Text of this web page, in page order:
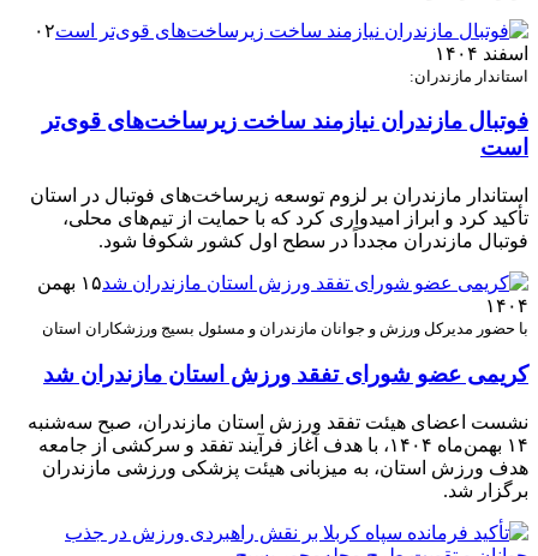
۰۲
اسفند ۱۴۰۴
استاندار مازندران:
فوتبال مازندران نیازمند ساخت زیرساخت‌های قوی‌تر
است
استاندار مازندران بر لزوم توسعه زیرساخت‌های فوتبال در استان
تأکید کرد و ابراز امیدواری کرد که با حمایت از تیم‌های محلی،
فوتبال مازندران مجدداً در سطح اول کشور شکوفا شود.
۱۵ بهمن
۱۴۰۴
با حضور مدیرکل ورزش و جوانان مازندران و مسئول بسیج ورزشکاران استان
کریمی عضو شورای تفقد ورزش استان مازندران شد
نشست اعضای هیئت تفقد ورزش استان مازندران، صبح سه‌شنبه
۱۴ بهمن‌ماه ۱۴۰۴، با هدف آغاز فرآیند تفقد و سرکشی از جامعه
هدف ورزش استان، به میزبانی هیئت پزشکی ورزشی مازندران
برگزار شد.